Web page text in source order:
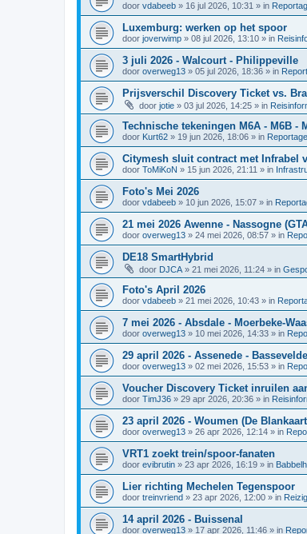
door vdabeeb » 16 jul 2026, 10:31 » in
Luxemburg: werken op het spoor
door joverwimp » 08 jul 2026, 13:10 » in
3 juli 2026 - Walcourt - Philippeville
door overweg13 » 05 jul 2026, 18:36 » in
Prijsverschil Discovery Ticket vs.
door jotie » 03 jul 2026, 14:25 » in
Technische tekeningen M6A - M6B -
door Kurt62 » 19 jun 2026, 18:06 » in
Citymesh sluit contract met Infrabel
door ToMiKoN » 15 jun 2026, 21:11 » in
Foto's Mei 2026
door vdabeeb » 10 jun 2026, 15:07 » in
21 mei 2026 Awenne - Nassogne
door overweg13 » 24 mei 2026, 08:57 » in
DE18 SmartHybrid
door DJCA » 21 mei 2026, 11:24 » in
Foto's April 2026
door vdabeeb » 21 mei 2026, 10:43 » in
7 mei 2026 - Absdale - Moerbeke-
door overweg13 » 10 mei 2026, 14:33 » in
29 april 2026 - Assenede - Bassevelde
door overweg13 » 02 mei 2026, 15:53 » in
Voucher Discovery Ticket inruilen
door TimJ36 » 29 apr 2026, 20:36 » in
23 april 2026 - Woumen (De
door overweg13 » 26 apr 2026, 12:14 » in
VRT1 zoekt trein/spoor-fanaten
door evibrutin » 23 apr 2026, 16:19 » in
Lier richting Mechelen Tegenspoor
door treinvriend » 23 apr 2026, 12:00 » in
14 april 2026 - Buissenal
door overweg13 » 17 apr 2026, 11:46 » in